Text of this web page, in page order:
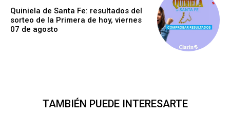
Quiniela de Santa Fe: resultados del
sorteo de la Primera de hoy, viernes
07 de agosto
TAMBIÉN PUEDE INTERESARTE